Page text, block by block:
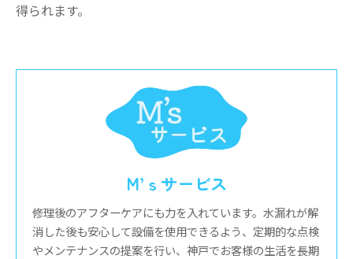
得られます。
M’ｓサービス
修理後のアフターケアにも力を入れています。水漏れが解
消した後も安心して設備を使用できるよう、定期的な点検
やメンテナンスの提案を行い、神戸でお客様の生活を長期